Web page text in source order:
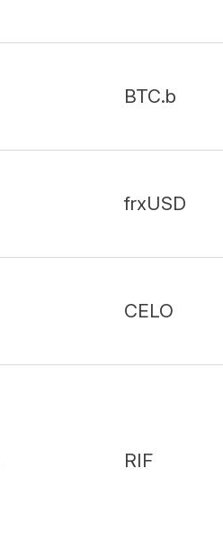
BTC.b
frxUSD
CELO
RIF